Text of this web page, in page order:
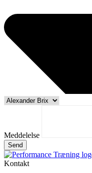
Meddelelse
Send
Kontakt